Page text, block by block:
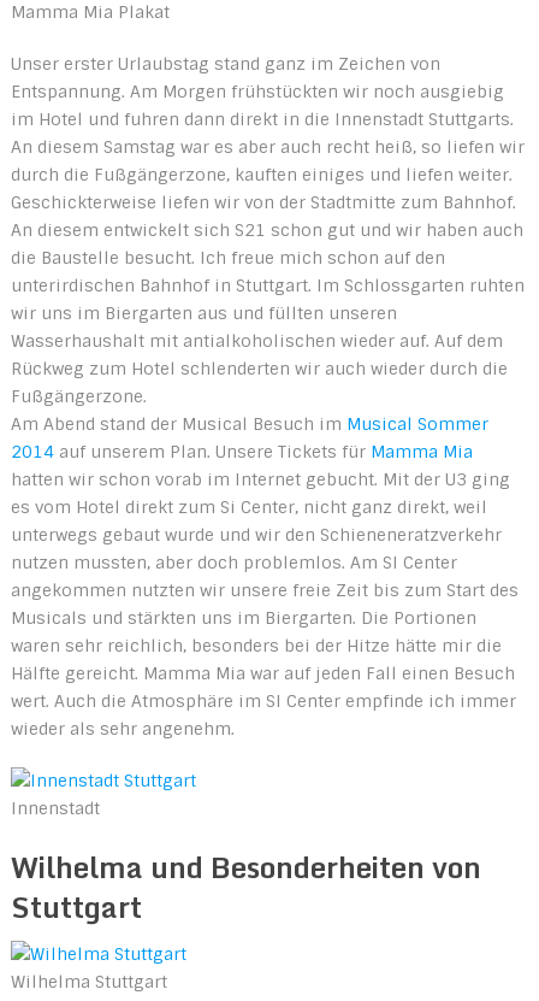
Mamma Mia Plakat
Unser erster Urlaubstag stand ganz im Zeichen von
Entspannung. Am Morgen frühstückten wir noch ausgiebig
im Hotel und fuhren dann direkt in die Innenstadt Stuttgarts.
An diesem Samstag war es aber auch recht heiß, so liefen wir
durch die Fußgängerzone, kauften einiges und liefen weiter.
Geschickterweise liefen wir von der Stadtmitte zum Bahnhof.
An diesem entwickelt sich S21 schon gut und wir haben auch
die Baustelle besucht. Ich freue mich schon auf den
unterirdischen Bahnhof in Stuttgart. Im Schlossgarten ruhten
wir uns im Biergarten aus und füllten unseren
Wasserhaushalt mit antialkoholischen wieder auf. Auf dem
Rückweg zum Hotel schlenderten wir auch wieder durch die
Fußgängerzone.
Am Abend stand der Musical Besuch im Musical Sommer
2014auf unserem Plan. Unsere Tickets für Mamma Mia
hatten wir schon vorab im Internet gebucht. Mit der U3 ging
es vom Hotel direkt zum Si Center, nicht ganz direkt, weil
unterwegs gebaut wurde und wir den Schieneneratzverkehr
nutzen mussten, aber doch problemlos. Am SI Center
angekommen nutzten wir unsere freie Zeit bis zum Start des
Musicals und stärkten uns im Biergarten. Die Portionen
waren sehr reichlich, besonders bei der Hitze hätte mir die
Hälfte gereicht. Mamma Mia war auf jeden Fall einen Besuch
wert. Auch die Atmosphäre im SI Center empfinde ich immer
wieder als sehr angenehm.
Innenstadt
Wilhelma und Besonderheiten von
Stuttgart
Wilhelma Stuttgart